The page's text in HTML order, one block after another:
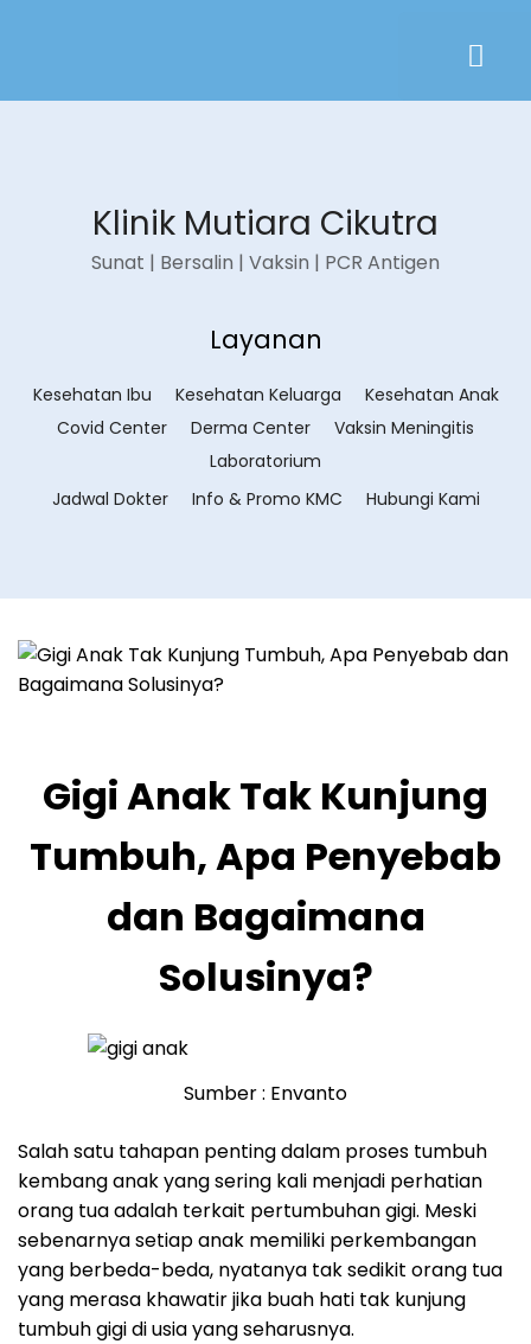
Klinik Mutiara Cikutra
Sunat | Bersalin | Vaksin | PCR Antigen
Layanan
Kesehatan Ibu Kesehatan Keluarga
Kesehatan Anak
Covid Center
Derma Center
Vaksin Meningitis
Laboratorium
Jadwal Dokter
Info & Promo KMC Hubungi Kami
Gigi Anak Tak Kunjung
Tumbuh, Apa Penyebab
dan Bagaimana
Solusinya?
Sumber : Envanto
Salah satu tahapan penting dalam proses tumbuh
kembang anak yang sering kali menjadi perhatian
orang tua adalah terkait pertumbuhan gigi. Meski
sebenarnya setiap anak memiliki perkembangan
yang berbeda-beda, nyatanya tak sedikit orang tua
yang merasa khawatir jika buah hati tak kunjung
tumbuh gigi di usia yang seharusnya.